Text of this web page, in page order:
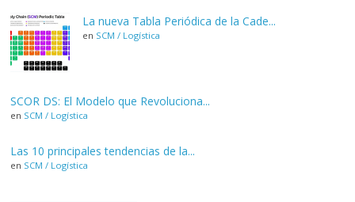
La nueva Tabla Periódica de la Cade...
en SCM / Logística
SCOR DS: El Modelo que Revoluciona...
en SCM / Logística
Las 10 principales tendencias de la...
en SCM / Logística